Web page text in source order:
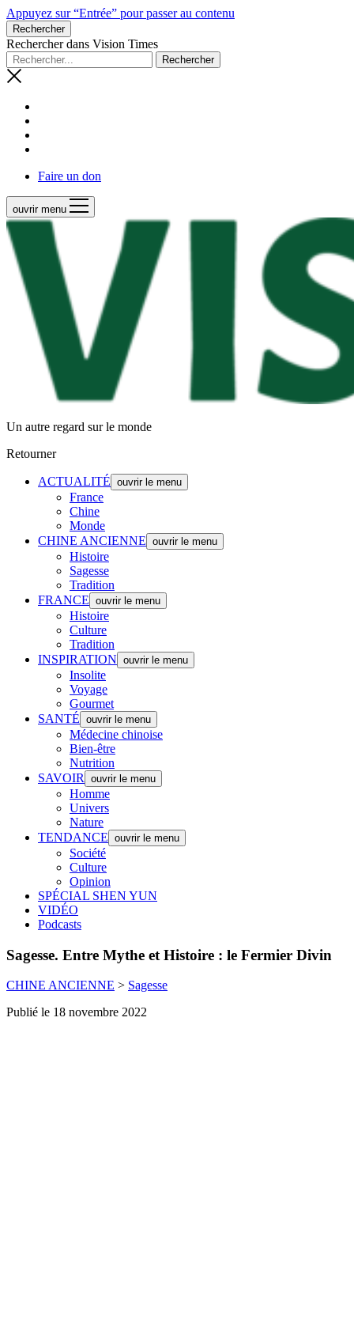
Appuyez sur “Entrée” pour passer au contenu
Rechercher
Rechercher dans Vision Times
Faire un don
ouvrir menu
Un autre regard sur le monde
Retourner
ACTUALITÉ ouvrir le menu
France
Chine
Monde
CHINE ANCIENNE ouvrir le menu
Histoire
Sagesse
Tradition
FRANCE ouvrir le menu
Histoire
Culture
Tradition
INSPIRATION ouvrir le menu
Insolite
Voyage
Gourmet
SANTÉ ouvrir le menu
Médecine chinoise
Bien-être
Nutrition
SAVOIR
ouvrir le menu
Homme
Univers
Nature
TENDANCE ouvrir le menu
Société
Culture
Opinion
SPÉCIAL SHEN YUN
VIDÉO
Podcasts
Sagesse. Entre Mythe et Histoire : le Fermier Divin
CHINE ANCIENNE > Sagesse
Publié le 18 novembre 2022